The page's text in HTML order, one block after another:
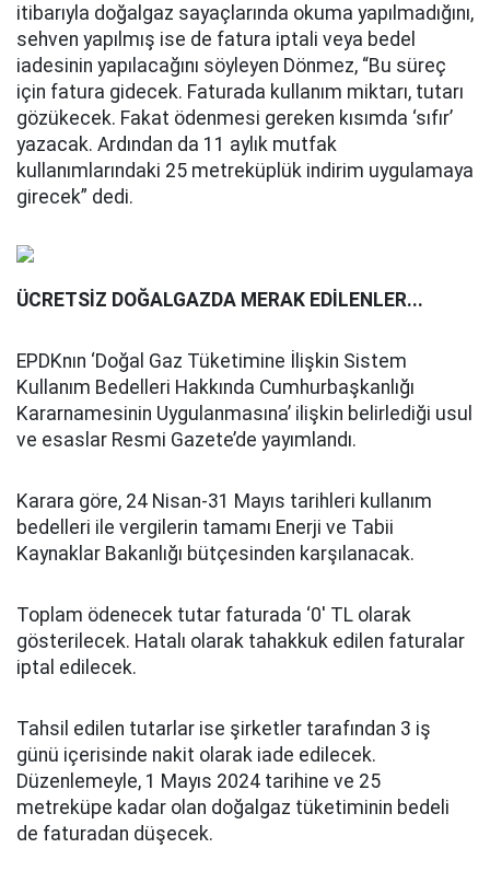
itibarıyla doğalgaz sayaçlarında okuma yapılmadığını,
sehven yapılmış ise de fatura iptali veya bedel
iadesinin yapılacağını söyleyen Dönmez, “Bu süreç
için fatura gidecek. Faturada kullanım miktarı, tutarı
gözükecek. Fakat ödenmesi gereken kısımda ‘sıfır’
yazacak. Ardından da 11 aylık mutfak
kullanımlarındaki 25 metreküplük indirim uygulamaya
girecek” dedi.
ÜCRETSİZ DOĞALGAZDA MERAK EDİLENLER...
EPDKnın ‘Doğal Gaz Tüketimine İlişkin Sistem
Kullanım Bedelleri Hakkında Cumhurbaşkanlığı
Kararnamesinin Uygulanmasına’ ilişkin belirlediği usul
ve esaslar Resmi Gazete’de yayımlandı.
Karara göre, 24 Nisan-31 Mayıs tarihleri kullanım
bedelleri ile vergilerin tamamı Enerji ve Tabii
Kaynaklar Bakanlığı bütçesinden karşılanacak.
Toplam ödenecek tutar faturada ‘0′ TL olarak
gösterilecek. Hatalı olarak tahakkuk edilen faturalar
iptal edilecek.
Tahsil edilen tutarlar ise şirketler tarafından 3 iş
günü içerisinde nakit olarak iade edilecek.
Düzenlemeyle, 1 Mayıs 2024 tarihine ve 25
metreküpe kadar olan doğalgaz tüketiminin bedeli
de faturadan düşecek.